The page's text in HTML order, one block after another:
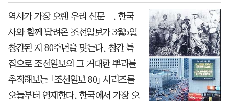
역사가 가장 오랜 우리 신문―. 한국
사와 함께 달려온 조선일보가 3월5일
창간된 지 80주년을 맞는다. 창간 특
집으로 조선일보의 그 거대한 뿌리를
추적해보는 「조선일보 80」 시리즈를
오늘부터 연재한다. 한국에서 가장 오